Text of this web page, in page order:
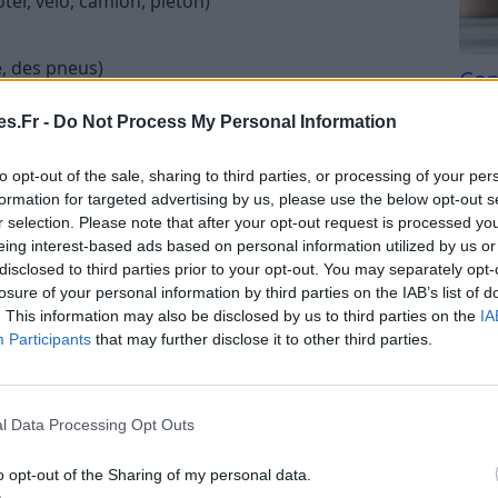
- Do Not Process My Personal Information
opt-out of the sale, sharing to third parties, or processing of your
for targeted advertising by us, please use the below opt-out
selection. Please note that after your opt-out request is processed
interest-based ads based on personal information utilized by us
to third parties prior to your opt-out. You may separately
of your personal information by third parties on the IAB’s list of
This information may also be disclosed by us to third parties on the
Participants that may further disclose it to other third parties.
Data Processing Opt Outs
opt-out of the Sharing of my personal data.
des pneus)
électrique sur les voies
électrique est évidemment sa dangerosité.
électriques sont en hausse et peuvent
mort.
côtoient les scooters, voitures et autres vélos.
électrique peut présenter des risques
en 2023
, beaucoup d’infractions au code de
Tri
du